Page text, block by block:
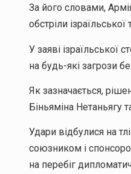
За його словами,
обстріли ізраїльської
У заяві ізраїльської
на будь-які загрози
Як зазначається,
Біньяміна Нетаньягу
Удари відбулися на
союзником і
на перебіг